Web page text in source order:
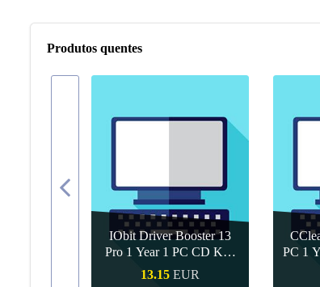
Produtos quentes
IObit Driver Booster 13
Pro 1 Year 1 PC CD Key
Global
13.15 EUR
PC 1